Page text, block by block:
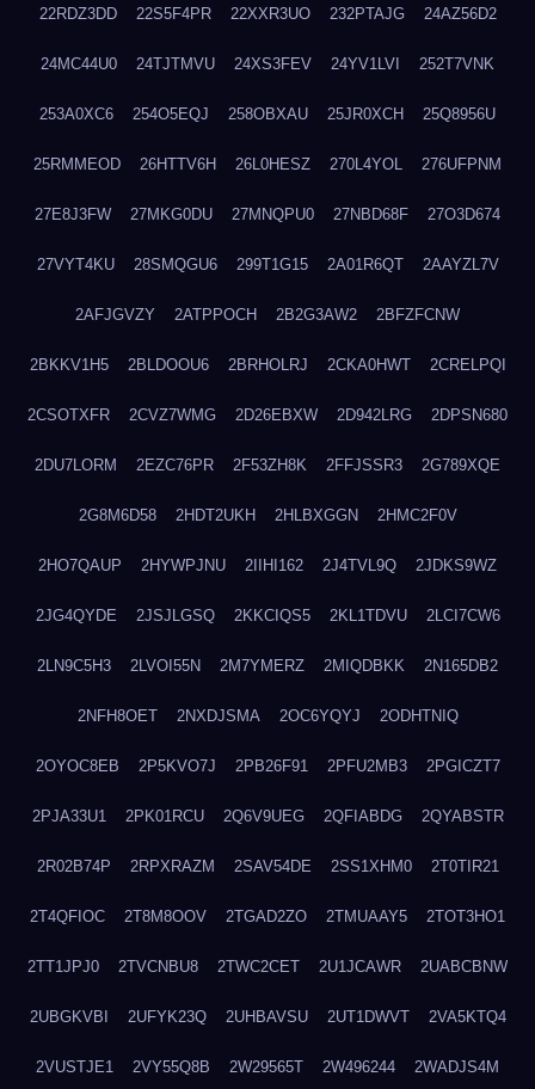
22RDZ3DD 22S5F4PR 22XXR3UO 232PTAJG 24AZ56D2
24MC44U0 24TJTMVU 24XS3FEV 24YV1LVI 252T7VNK
253A0XC6 254O5EQJ 258OBXAU 25JR0XCH 25Q8956U
25RMMEOD 26HTTV6H 26L0HESZ 270L4YOL 276UFPNM
27E8J3FW 27MKG0DU 27MNQPU0 27NBD68F 27O3D674
27VYT4KU 28SMQGU6 299T1G15 2A01R6QT 2AAYZL7V
2AFJGVZY 2ATPPOCH 2B2G3AW2 2BFZFCNW
2BKKV1H5 2BLDOOU6 2BRHOLRJ 2CKA0HWT 2CRELPQI
2CSOTXFR 2CVZ7WMG 2D26EBXW 2D942LRG 2DPSN680
2DU7LORM 2EZC76PR 2F53ZH8K 2FFJSSR3 2G789XQE
2G8M6D58 2HDT2UKH 2HLBXGGN 2HMC2F0V
2HO7QAUP 2HYWPJNU 2IIHI162 2J4TVL9Q 2JDKS9WZ
2JG4QYDE 2JSJLGSQ 2KKCIQS5 2KL1TDVU 2LCI7CW6
2LN9C5H3 2LVOI55N 2M7YMERZ 2MIQDBKK 2N165DB2
2NFH8OET 2NXDJSMA 2OC6YQYJ 2ODHTNIQ
2OYOC8EB 2P5KVO7J 2PB26F91 2PFU2MB3 2PGICZT7
2PJA33U1 2PK01RCU 2Q6V9UEG 2QFIABDG 2QYABSTR
2R02B74P 2RPXRAZM 2SAV54DE 2SS1XHM0 2T0TIR21
2T4QFIOC 2T8M8OOV 2TGAD2ZO 2TMUAAY5 2TOT3HO1
2TT1JPJ0 2TVCNBU8 2TWC2CET 2U1JCAWR 2UABCBNW
2UBGKVBI 2UFYK23Q 2UHBAVSU 2UT1DWVT 2VA5KTQ4
2VUSTJE1 2VY55Q8B 2W29565T 2W496244 2WADJS4M